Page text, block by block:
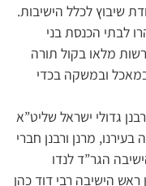
שיבוץ לכלל הישיבות.
לבתי הכנסת בני
מלאו בקול תורה
ובמשקה בכדי
גדולי ישראל שליט”א
מרנן ורבנן חברי
הגר”ד לנדו
הישיבה רבי דוד כהן